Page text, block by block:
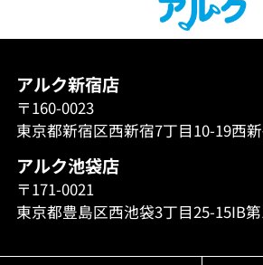
アルク新宿店
〒160-0023
東京都新宿区西新宿7丁目10-19西
アルク池袋店
〒171-0021
東京都豊島区西池袋3丁目25-15IB